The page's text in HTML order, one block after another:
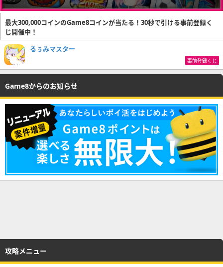
最大300,000コインのGame8コインが当たる！30秒で引ける事前登録く
じ開催中！
るぅみマスター
事前登録くじ
Game8からのお知らせ
攻略メニュー